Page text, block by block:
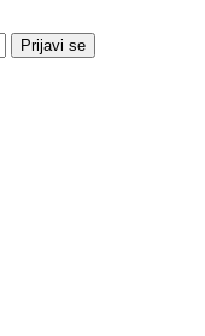
Prijavi se